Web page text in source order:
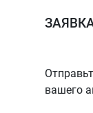
вашего